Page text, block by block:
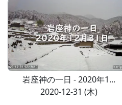
岩座神の一日 - 2020年1...
2020-12-31 (木)